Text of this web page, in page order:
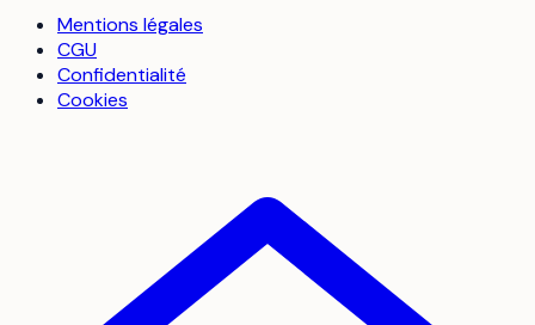
Mentions légales
CGU
Confidentialité
Cookies